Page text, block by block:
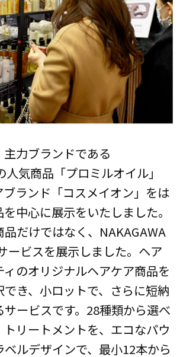
力ブランドである
人気商品「プロミルオイル」
ランド「コスメイオン」をは
中心に展示をいたしました。
だけではなく、NAKAGAWA
ービスを展示しました。ヘア
のオリジナルヘアケア商品を
き、小ロットで、さらに短納
ービスです。28種類から選べ
リートメントを、エコなパウ
ルデザインで、最小12本から